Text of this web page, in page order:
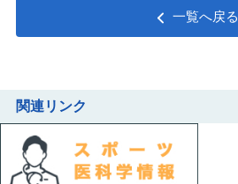
一覧へ戻る
関連リンク